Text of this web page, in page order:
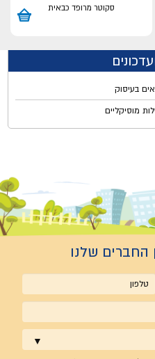
סקוטר מרופד כבאית
בעיסוק
מוסיקליים
החברים שלנו